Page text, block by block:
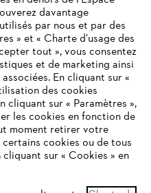
INTERNET
CHARGE
que nous ne prenons plus
de notre site ne
Pour une utilisation
davantage
par nous et par des
» et « Charte d’usage des
tout », vous consentez
et de marketing ainsi
En cliquant sur «
des cookies
cliquant sur « Paramètres »,
les cookies en fonction de
moment retirer votre
cookies ou de tous
sur « Cookies » en